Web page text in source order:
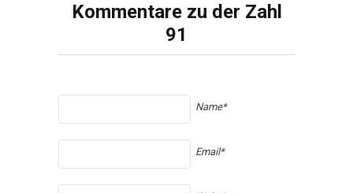
Kommentare zu der Zahl
91
Name*
Email*